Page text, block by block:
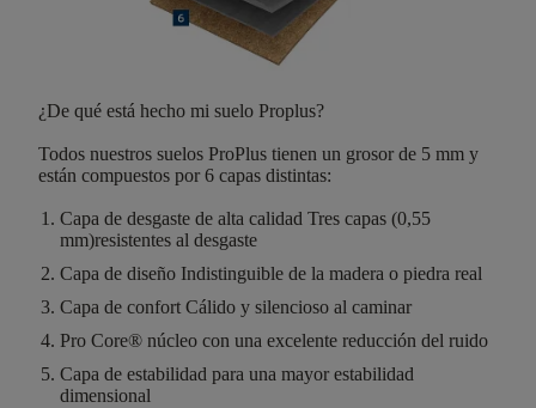
¿De qué está hecho mi suelo Proplus?
Todos nuestros suelos ProPlus tienen un grosor de 5 mm y
están compuestos por 6 capas distintas:
Capa de desgaste de alta calidad Tres capas (0,55
mm)resistentes al desgaste
Capa de diseño Indistinguible de la madera o piedra real
Capa de confort Cálido y silencioso al caminar
Pro Core® núcleo con una excelente reducción del ruido
Capa de estabilidad para una mayor estabilidad
dimensional